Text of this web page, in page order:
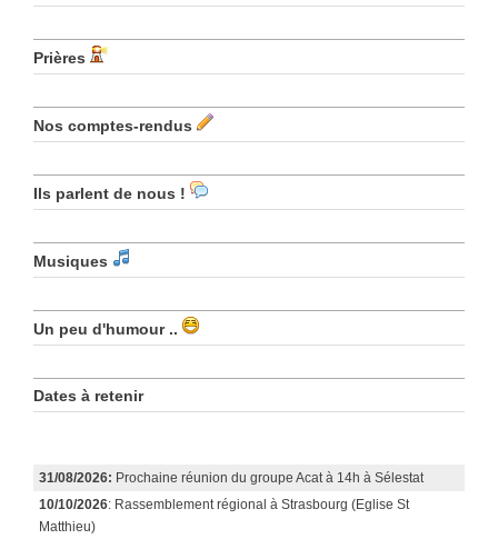
Prières
Nos comptes-rendus
Ils parlent de nous !
Musiques
Un peu d'humour ..
Dates à retenir
31/08/2026: Prochaine réunion du groupe Acat à 14h à Sélestat
10/10/2026: Rassemblement régional à Strasbourg (Eglise St
Matthieu)